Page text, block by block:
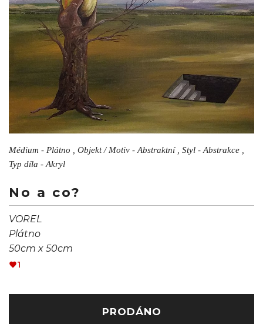
Médium - Plátno , Objekt / Motiv - Abstraktní , Styl - Abstrakce ,
Typ díla - Akryl
No a co?
VOREL
Plátno
50cm x 50cm
1
PRODÁNO